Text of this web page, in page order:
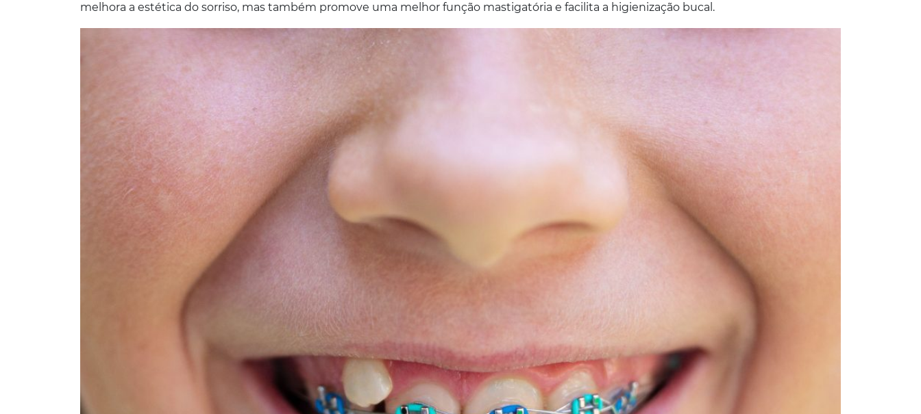
melhora a estética do sorriso, mas também promove uma melhor função mastigatória e facilita a higienização bucal.